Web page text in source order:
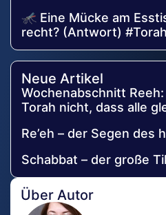
🦟 Eine Mücke am
recht? (Antwort)
Neue Artikel
Wochenabschnitt
Torah nicht, dass alle
Re’eh – der Segen des
Schabbat – der große
Über Autor